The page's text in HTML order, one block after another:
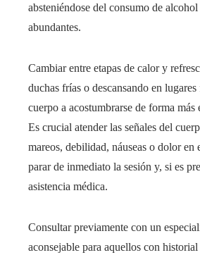
absteniéndose del consumo de
abundantes.
Cambiar entre etapas de calor y
duchas frías o descansando en
cuerpo a acostumbrarse de forma más
Es crucial atender las señales del
mareos, debilidad, náuseas o dolor en
parar de inmediato la sesión y, si es
asistencia médica.
Consultar previamente con un
aconsejable para aquellos con